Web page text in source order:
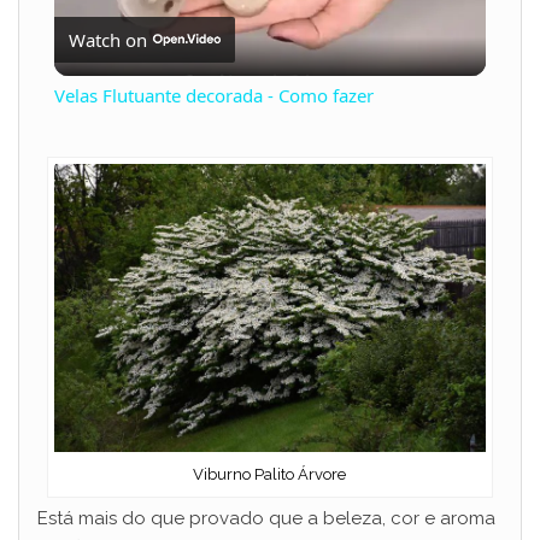
l
y
V
i
d
Watch on
Velas Flutuante decorada - Como fazer
Viburno Palito Árvore
Está mais do que provado que a beleza, cor e aroma